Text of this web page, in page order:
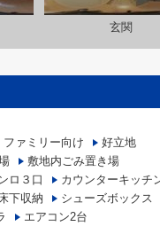
玄関
ファミリー向け
好立地
敷地内ごみ置き場
ロ３口
カウンターキッチ
下収納
シューズボックス
エアコン2台